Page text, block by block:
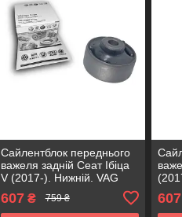
Сайлентблок переднього
важеля задній Сеат Ібіца
V (2017-). Нижній. VAG
FE38403 , VKDS331041
607₴ 759 ₴ 607